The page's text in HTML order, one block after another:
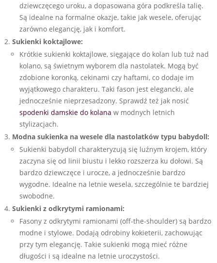
dziewczęcego uroku, a dopasowana góra podkreśla talię.
Są idealne na formalne okazje, takie jak wesele, oferując
zarówno elegancję, jak i komfort.
Sukienki koktajlowe:
Krótkie sukienki koktajlowe, sięgające do kolan lub tuż nad
kolano, są świetnym wyborem dla nastolatek. Mogą być
zdobione koronką, cekinami czy haftami, co dodaje im
wyjątkowego charakteru. Taki fason jest elegancki, ale
jednocześnie nieprzesadzony. Sprawdź też jak nosić
spodenki damskie do kolana w modnych letnich
stylizacjach.
Modna sukienka na wesele dla nastolatków typu babydoll:
Sukienki babydoll charakteryzują się luźnym krojem, który
zaczyna się od linii biustu i lekko rozszerza ku dołowi. Są
bardzo dziewczęce i urocze, a jednocześnie bardzo
wygodne. Idealne na letnie wesela, szczególnie te bardziej
swobodne.
Sukienki z odkrytymi ramionami:
Fasony z odkrytymi ramionami (off-the-shoulder) są bardzo
modne i stylowe. Dodają odrobiny kokieterii, zachowując
przy tym elegancję. Takie sukienki mogą mieć różne
długości i są idealne na letnie uroczystości.